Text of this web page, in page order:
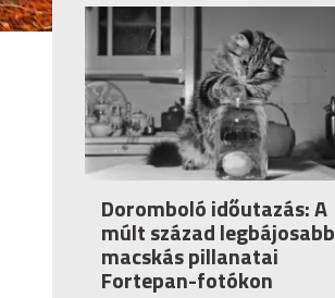
Doromboló időutazás: A
múlt század legbájosabb
macskás pillanatai
Fortepan-fotókon